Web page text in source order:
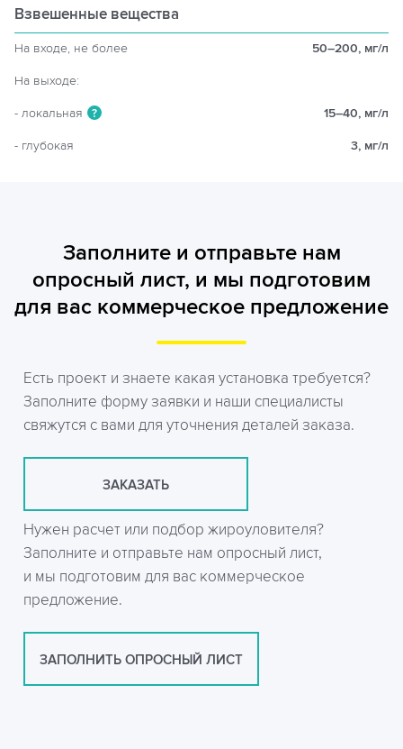
Взвешенные вещества
На входе, не более 50–200, мг/л
На выходе:
- локальная ? 15–40, мг/л
- глубокая 3, мг/л
Заполните и отправьте нам
опросный лист, и мы подготовим
для вас коммерческое предложение
Есть проект и знаете какая установка требуется?
Заполните форму заявки и наши специалисты
свяжутся с вами для уточнения деталей заказа.
ЗАКАЗАТЬ
Нужен расчет или подбор жироуловителя?
Заполните и отправьте нам опросный лист,
и мы подготовим для вас коммерческое
предложение.
ЗАПОЛНИТЬ ОПРОСНЫЙ ЛИСТ